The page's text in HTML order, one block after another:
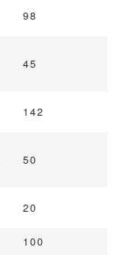
98
45
142
50
20
100